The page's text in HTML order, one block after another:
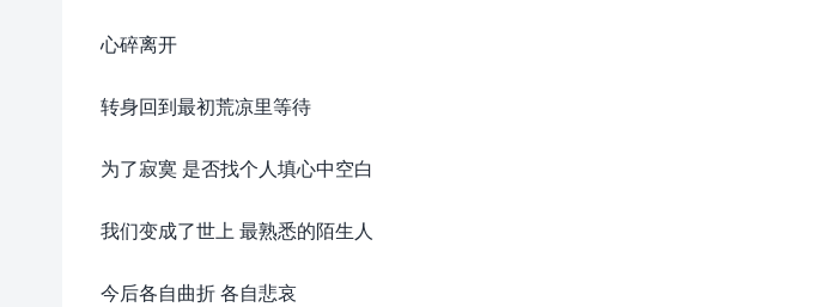
心碎离开
转身回到最初荒凉里等待
为了寂寞 是否找个人填心中空白
我们变成了世上 最熟悉的陌生人
今后各自曲折 各自悲哀